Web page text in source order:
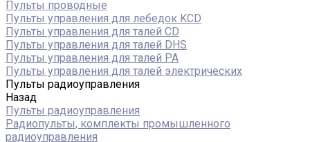
Пульты проводные
Пульты управления для лебедок KCD
Пульты управления для талей CD
Пульты управления для талей DHS
Пульты управления для талей РА
Пульты управления для талей электрических
Пульты радиоуправления
Назад
Пульты радиоуправления
Радиопульты, комплекты промышленного
радиоуправления